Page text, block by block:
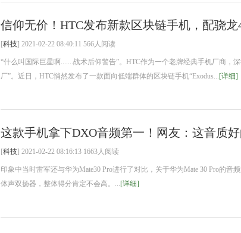
信仰无价！HTC发布新款区块链手机，配骁龙
[科技] 2021-02-22 08:40:11 566人阅读
“什么叫国际巨星啊.......战术后仰警告”。HTC作为一个老牌经典手机厂商，
厂”。近日，HTC悄然发布了一款面向低端群体的区块链手机“Exodus...[详细]
这款手机拿下DXO音频第一！网友：这音质
[科技] 2021-02-22 08:16:13 1663人阅读
印象中当时雷军还与华为Mate30 Pro进行了对比，关于华为Mate 30 Pro的
体声双扬器，整体得分肯定不会高。...[详细]